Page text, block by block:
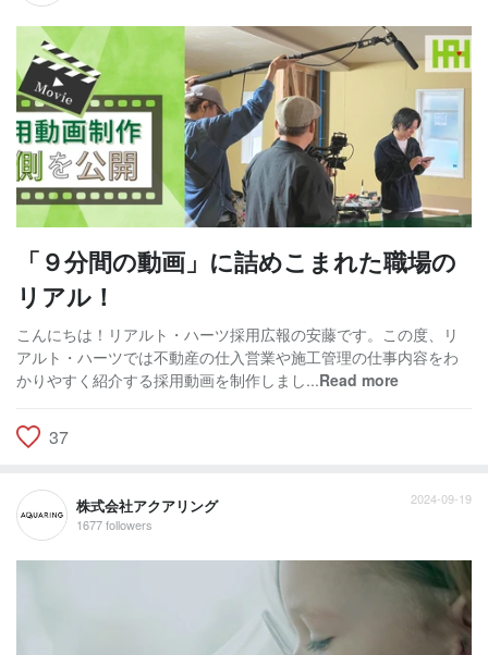
「９分間の動画」に詰めこまれた職場の
リアル！
こんにちは！リアルト・ハーツ採用広報の安藤です。この度、リ
アルト・ハーツでは不動産の仕入営業や施工管理の仕事内容をわ
かりやすく紹介する採用動画を制作しまし...Read more
37
株式会社アクアリング
1677 followers
2024-09-19